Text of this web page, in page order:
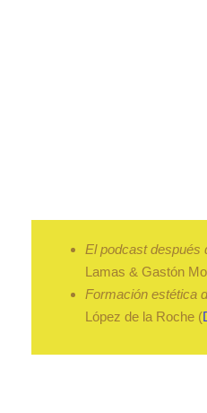
El podcast después
Lamas & Gastón
Formación estética
López de la Roche (